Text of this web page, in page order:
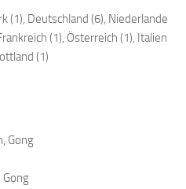
(1), Deutschland (6), Niederlande
(1), Österreich (1), Italien
(1)
Gong
Gong